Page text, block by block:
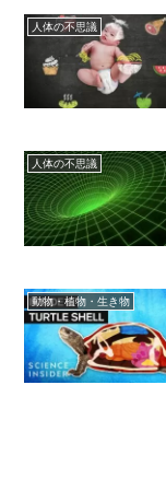
人体の不思議
人体の不思議
動物・植物・生き物